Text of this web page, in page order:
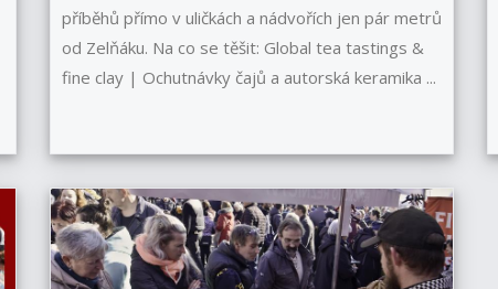
příběhů přímo v uličkách a nádvořích jen pár metrů
od Zelňáku. Na co se těšit: Global tea tastings &
fine clay | Ochutnávky čajů a autorská keramika ...